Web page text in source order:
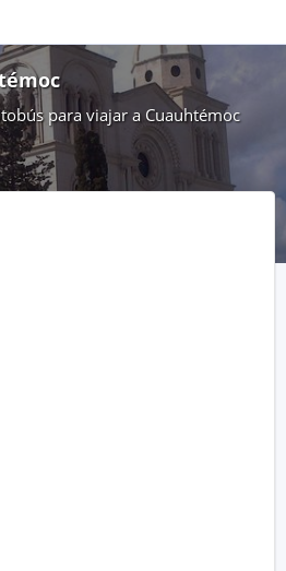
para viajar a Cuauhtémoc